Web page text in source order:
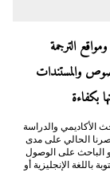
الترجمة
والمستندات
بكفاءة
الأكاديمي والدراسة
الحالي على مدى
الباحث على الوصول
باللغة الإنجليزية أو